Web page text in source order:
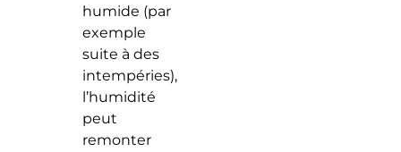
humide (par
exemple
suite à des
intempéries),
l’humidité
peut
remonter